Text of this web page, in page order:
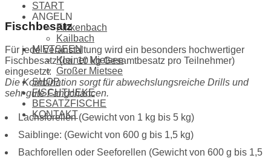
START
ANGELN
Finkenbach
Kailbach
MIETSEEN
Kleiner Mietsee
Großer Mietsee
SHOP
FISCHTHEKE
BESATZFISCHE
KONTAKT
Fischbesatz
Für jede Veranstaltung wird ein besonders hochwertiger
Fischbesatz (ca. 10 kg Gesamtbesatz pro Teilnehmer)
eingesetzt:
Die Kombination sorgt für abwechslungsreiche Drills und
sehr gute Fangchancen.
Lachsforellen (Gewicht von 1 kg bis 5 kg)
Saiblinge: (Gewicht von 600 g bis 1,5 kg)
Bachforellen oder Seeforellen (Gewicht von 600 g bis 1,5